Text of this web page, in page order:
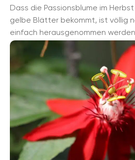
Dass die Passionsblume im
gelbe Blätter bekommt, ist völlig
einfach herausgenommen
Passiflora jedoch plötzlich